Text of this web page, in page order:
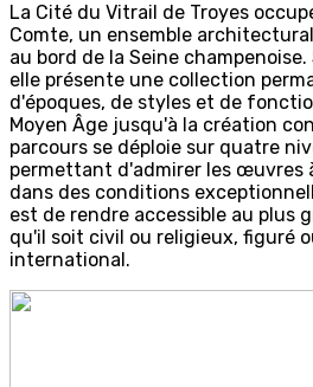
La Cité du Vitrail de Troyes
Comte, un ensemble
au bord de la Seine champenoise.
elle présente une collection
d'époques, de styles et de
Moyen Âge jusqu'à la création
parcours se déploie sur quatre
permettant d'admirer les œuvres
dans des conditions
est de rendre accessible au plus
qu'il soit civil ou religieux, figuré
international.